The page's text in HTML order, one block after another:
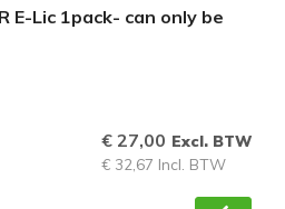
E-Lic 1pack- can only be
€ 27,00 Excl. BTW
€ 32,67 Incl. BTW